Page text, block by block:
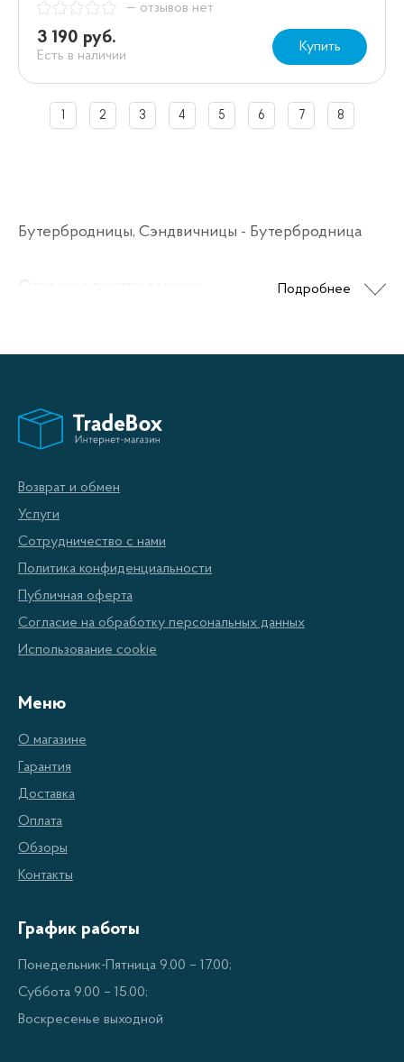
— отзывов нет
3 190 руб.
Есть в наличии
Купить
1 2 3 4 5 6 7 8
Подробнее
Бутербродницы, Сэндвичницы - Бутербродница
легко приготовить аппетитные и сытные закуски,
сохраняя ценные питательные вещества продуктов.
кухне:
Быстрота приготовления:
мощности и эффективной системе нагрева
бутербродница позволяет приготовить
бутерброды всего за несколько минут.
Экономия времени и усилий:
нужно ждать, пока духовка разогреется, или
сковороде. Бутербродница автоматически
отключается по завершении процесса
приготовления.
Равномерное обжаривание:
Возврат и обмен
Услуги
Сотрудничество с нами
Политика конфиденциальности
Публичная оферта
Согласие на обработку персональных данных
Использование cookie
Меню
О магазине
Гарантия
Доставка
Оплата
Обзоры
Контакты
График работы
Понедельник-Пятница 9.00 – 17.00;
Суббота 9.00 – 15.00;
Воскресенье выходной